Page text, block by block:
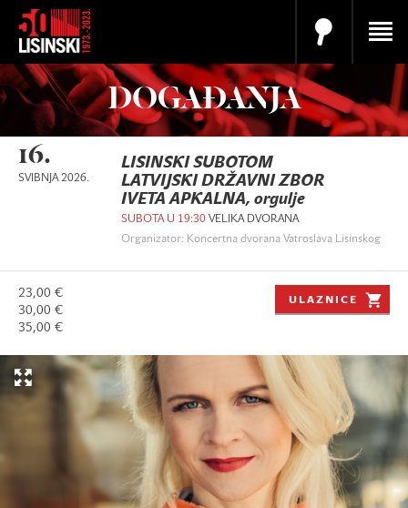
DOGAĐANJA
16.
SVIBNJA 2026.
LISINSKI SUBOTOM
LATVIJSKI DRŽAVNI ZBOR
IVETA APKALNA, orgulje
SUBOTA U 19:30 VELIKA DVORANA
Organizator: Koncertna dvorana Vatroslava Lisinskog
23,00 €
30,00 €
35,00 €
ULAZNICE